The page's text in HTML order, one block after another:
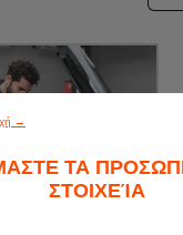
→
ΤΑ
ΣΤΟΙΧΕΊΑ